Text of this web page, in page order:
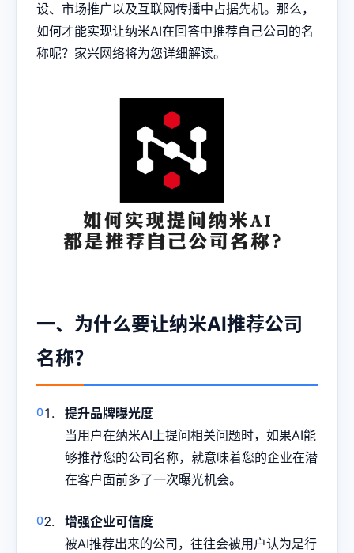
设、市场推广以及互联网传播中占据先机。那么，
如何才能实现让纳米AI在回答中推荐自己公司的名
称呢？家兴网络将为您详细解读。
一、为什么要让纳米AI推荐公司
名称？
提升品牌曝光度
当用户在纳米AI上提问相关问题时，如果AI能
够推荐您的公司名称，就意味着您的企业在潜
在客户面前多了一次曝光机会。
增强企业可信度
被AI推荐出来的公司，往往会被用户认为是行